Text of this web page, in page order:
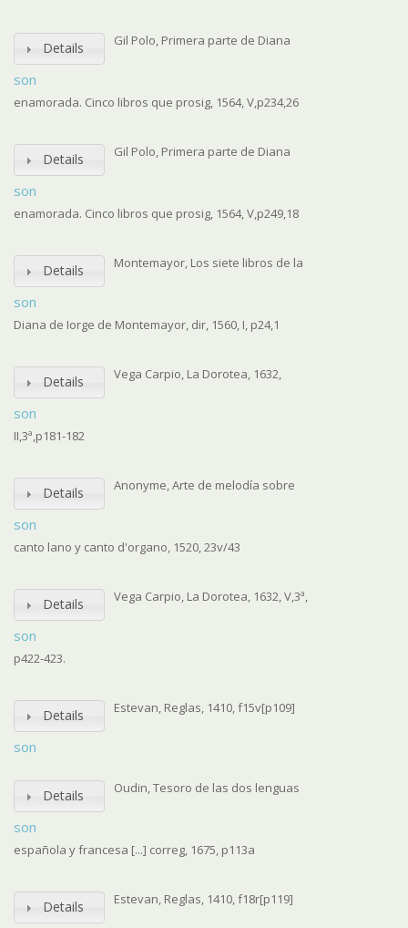
Details
son
Gil Polo, Primera parte de Diana
enamorada. Cinco libros que prosig, 1564, V,p234,26
Details
son
Gil Polo, Primera parte de Diana
enamorada. Cinco libros que prosig, 1564, V,p249,18
Details
son
Montemayor, Los siete libros de la
Diana de Iorge de Montemayor, dir, 1560, I, p24,1
Details
son
Vega Carpio, La Dorotea, 1632,
II,3ª,p181-182
Details
son
Anonyme, Arte de melodía sobre
canto lano y canto d'organo, 1520, 23v/43
Details
son
Vega Carpio, La Dorotea, 1632, V,3ª,
p422-423.
Details
son
Estevan, Reglas, 1410, f15v[p109]
Details
son
Oudin, Tesoro de las dos lenguas
española y francesa [...] correg, 1675, p113a
Details Estevan, Reglas, 1410, f18r[p119]